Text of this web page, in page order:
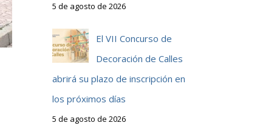
5 de agosto de 2026
El VII Concurso de
Decoración de Calles
abrirá su plazo de inscripción en
los próximos días
5 de agosto de 2026